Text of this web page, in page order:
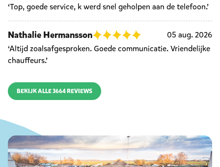
‘Top, goede service, k werd snel geholpen aan de telefoon.’
Nathalie Hermansson
05 aug. 2026
‘Altijd zoalsafgesproken. Goede communicatie. Vriendelijke
chauffeurs.’
BEKIJK ALLE 3664 REVIEWS